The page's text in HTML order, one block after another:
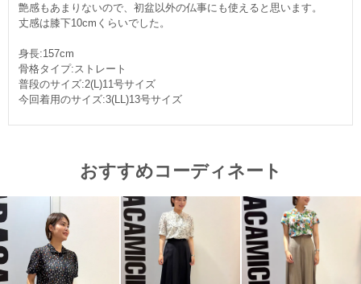
艶感もあまりないので、初盆以外の仏事にも使えると思います。
丈感は膝下10cmくらいでした。
身長:157cm
骨格タイプ:ストレート
普段のサイズ:2(L)11号サイズ
今回着用のサイズ:3(LL)13号サイズ
おすすめコーディネート